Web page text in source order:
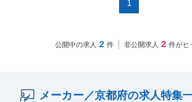
1
公開中の求人 2 件 非公開求人 2 件がヒ
メーカー／京都府の求人特集